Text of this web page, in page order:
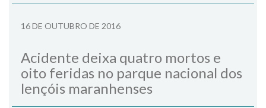
16 DE OUTUBRO DE 2016
Acidente deixa quatro mortos e
oito feridas no parque nacional dos
lençóis maranhenses